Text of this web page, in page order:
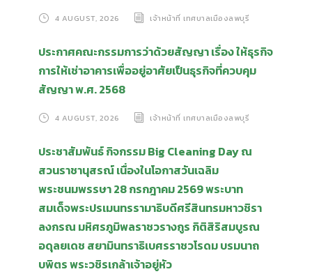
4 AUGUST, 2026 เจ้าหน้าที่ เทศบาลเมืองลพบุรี
ประกาศคณะกรรมการว่าด้วยสัญญา เรื่อง ให้ธุรกิจ
การให้เช่าอาคารเพื่ออยู่อาศัยเป็นธุรกิจที่ควบคุม
สัญญา พ.ศ. 2568
4 AUGUST, 2026 เจ้าหน้าที่ เทศบาลเมืองลพบุรี
ประชาสัมพันธ์ กิจกรรม Big Cleaning Day ณ
สวนราชานุสรณ์ เนื่องในโอกาสวันเฉลิม
พระชนมพรรษา 28 กรกฎาคม 2569 พระบาท
สมเด็จพระปรเมนทรรามาธิบดีศรีสินทรมหาวชิรา
ลงกรณ มหิศรภูมิพลราชวรางกูร กิติสิริสมบูรณ
อดุลยเดช สยามินทราธิเบศรราชวโรดม บรมนาถ
บพิตร พระวชิรเกล้าเจ้าอยู่หัว